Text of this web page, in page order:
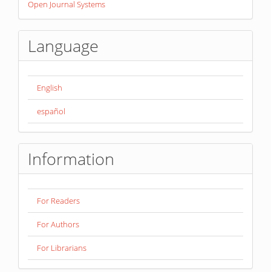
ByOpen Journal Systems
Language
English
español
Information
For Readers
For Authors
For Librarians